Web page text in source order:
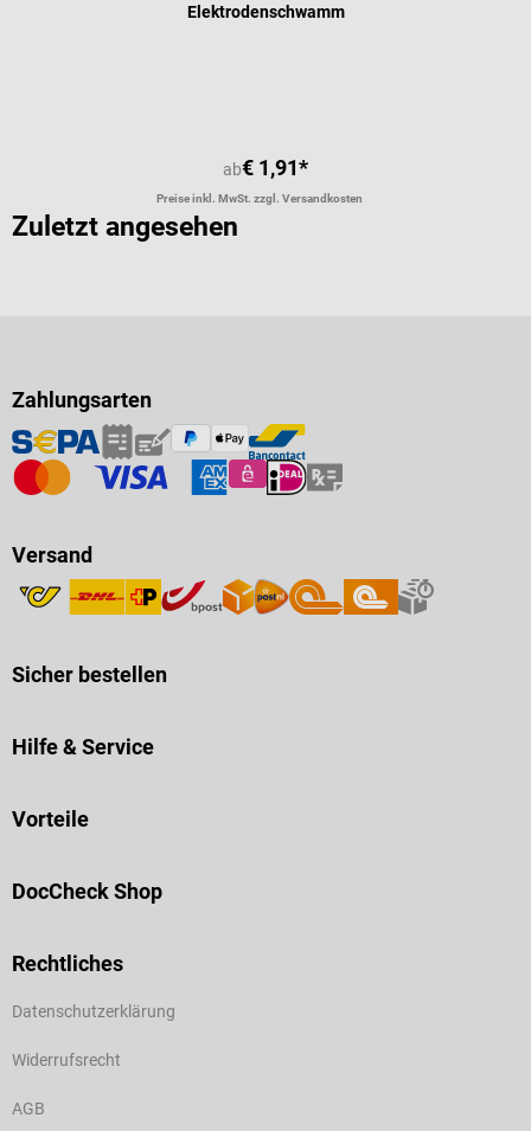
Elektrodenschwamm
ab€ 1,91*
Preise inkl. MwSt. zzgl. Versandkosten
Zuletzt angesehen
Zahlungsarten
Versand
Sicher bestellen
Hilfe & Service
Vorteile
DocCheck Shop
Rechtliches
Datenschutzerklärung
Widerrufsrecht
AGB